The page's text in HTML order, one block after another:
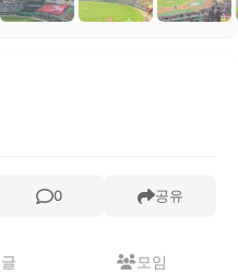
0 공유
모임